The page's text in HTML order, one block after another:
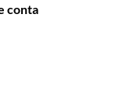
conta